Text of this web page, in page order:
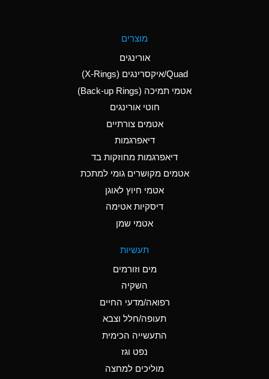
Aluminum Nitrate
(Aqueous)
Aluminum Phosphate
Ammonia Anhydrous
B
Ammonia Gas (cold)
A
Ammonia Gas (hot)
Ammonium Hydroxide
D
Ammonium Nitrate
מוצרים
אורינגים
Quad/איקסרינגים (X-Rings)
אטמי תמיכה (Back-up Rings)
חוטי אורינגים
אטמים צורתיים
דיאפרגמות
דיאפרגמות מחוזקות בד
אטמים מקושרים גומי למתכת
אטמי חיוץ לאוגן
דיסקיות אטימה
אטמי שמן
תעשיות
מים וזורמים
השקיה
רפואה/מדעי החיים
תעופה/חלל וצבא
התעשייה הכימית
נפט וגז
מוליכים למחצה